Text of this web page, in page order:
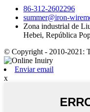
86-312-2602296
summer@iron-
Zona industrial de
Hebei, República
© Copyright - 2010-2021:
Enviar email
x